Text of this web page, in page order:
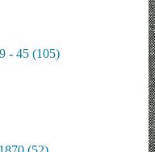
- 45 (105)